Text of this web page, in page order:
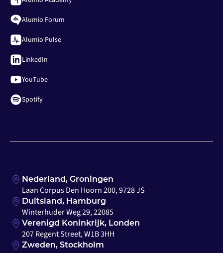
Alumio Forum
Alumio Pulse
LinkedIn
YouTube
Spotify
Nederland, Groningen
Laan Corpus Den Hoorn 200, 9728 JS
Duitsland, Hamburg
Winterhuder Weg 29, 22085
Verenigd Koninkrijk, Londen
207 Regent Street, W1B 3HH
Zweden, Stockholm